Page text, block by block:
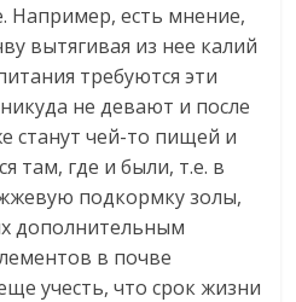
Например, есть мнение,
вытягивая из нее калий
требуются эти
не девают и после
станут чей-то пищей и
там, где и были, т.е. в
подкормку золы,
дополнительным
в почве
учесть, что срок жизни